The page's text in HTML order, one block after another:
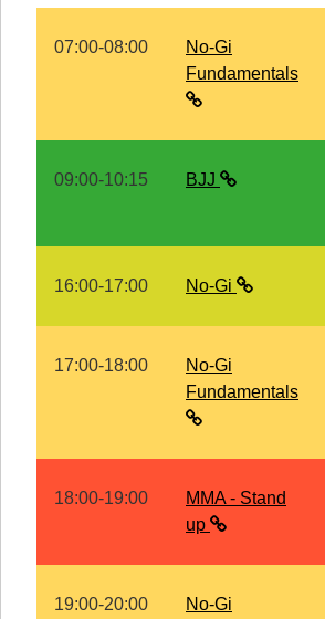
07:00-08:00
No-Gi
Fundamentals
09:00-10:15 BJJ
16:00-17:00 No-Gi
17:00-18:00
No-Gi
Fundamentals
18:00-19:00
MMA - Stand
up
19:00-20:00
No-Gi